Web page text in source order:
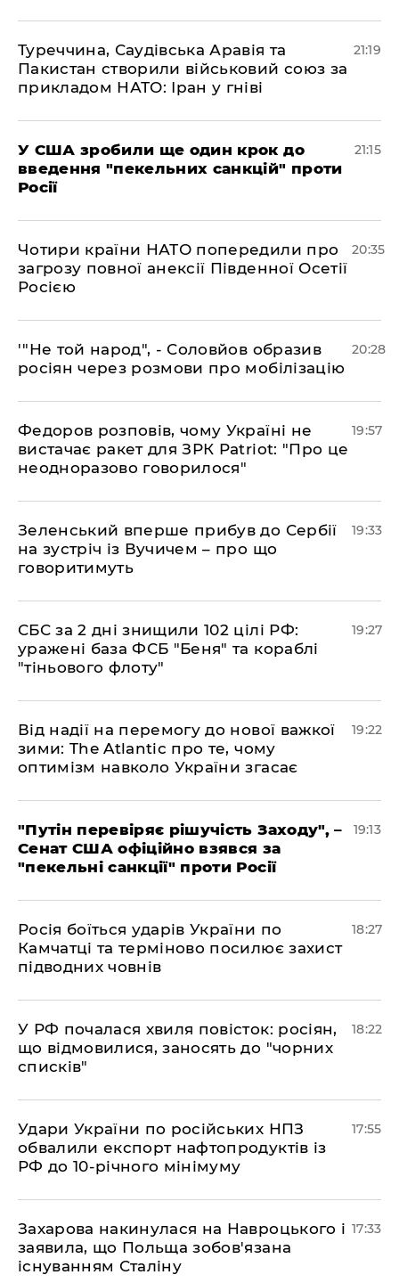
​Туреччина, Саудівська Аравія та
Пакистан створили військовий союз за
прикладом НАТО: Іран у гніві
21:19
​У США зробили ще один крок до
введення "пекельних санкцій" проти
Росії
21:15
​Чотири країни НАТО попередили про
загрозу повної анексії Південної Осетії
Росією
20:35
​'"Не той народ", - Соловйов образив
росіян через розмови про мобілізацію
20:28
​Федоров розповів, чому Україні не
вистачає ракет для ЗРК Patriot: "Про це
неодноразово говорилося"
19:57
​Зеленський вперше прибув до Сербії
на зустріч із Вучичем – про що
говоритимуть
19:33
​СБС за 2 дні знищили 102 цілі РФ:
уражені база ФСБ "Беня" та кораблі
"тіньового флоту"
19:27
​Від надії на перемогу до нової важкої
зими: The Atlantic про те, чому
оптимізм навколо України згасає
19:22
​"Путін перевіряє рішучість Заходу", –
Сенат США офіційно взявся за
"пекельні санкції" проти Росії
19:13
​Росія боїться ударів України по
Камчатці та терміново посилює захист
підводних човнів
18:27
​У РФ почалася хвиля повісток: росіян,
що відмовилися, заносять до "чорних
списків"
18:22
​Удари України по російських НПЗ
обвалили експорт нафтопродуктів із
РФ до 10-річного мінімуму
17:55
​Захарова накинулася на Навроцького і
заявила, що Польща зобов'язана
існуванням Сталіну
17:33